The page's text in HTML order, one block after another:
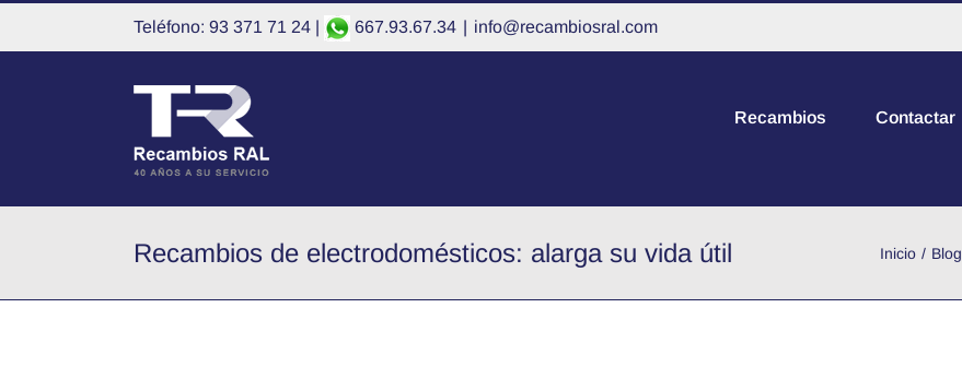
Saltar
contenido
Teléfono: 93 371 71 24 | 667.93.67.34 | info@recambiosral.com
Recambios Contactar
Recambios de electrodomésticos: alarga su vida útil Inicio Blog